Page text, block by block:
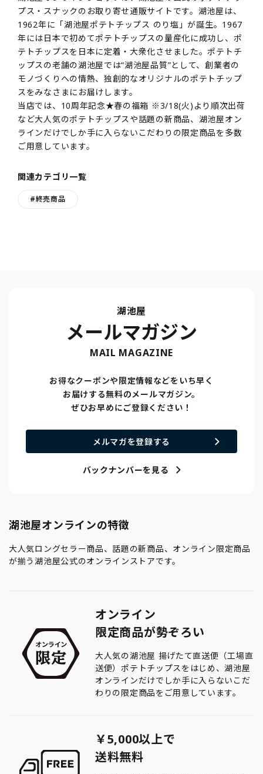
プス・スナックのお取り寄せ通販サイトです。湖池屋は、
1962年に「湖池屋ポテトチップス のり塩」が誕生。1967
年には日本で初めてポテトチップスの量産化に成功し、ポ
テトチップスを日本に定着・大衆化させました。ポテトチ
ップスの老舗の湖池屋では“湖池屋品質”として、創業者の
モノづくりへの情熱、独創的なオリジナルのポテトチップ
スをみなさまにお届けします。
当店では、10周年記念★春の福箱 ※3/18(火)より順次出荷
など大人気のポテトチップスや話題の新商品、湖池屋オン
ラインだけでしか手に入らないこだわりの限定商品を多数
ご用意しています。
関連カテゴリ一覧
#終売商品
湖池屋
メールマガジン
MAIL MAGAZINE
お得なクーポンや限定情報などをいち早く
お届けする無料のメールマガジン。
ぜひお早めにご登録ください！
メルマガを登録する
バックナンバーを見る
湖池屋オンラインの特徴
大人気ロングセラー商品、話題の新商品、オンライン限定商品
が揃う湖池屋公式のオンラインストアです。
オンライン
限定商品が勢ぞろい
大人気の湖池屋 揚げたて直送便（工場直
送便）ポテトチップスをはじめ、湖池屋
オンラインだけでしか手に入らないこだ
わりの限定商品をご用意しています。
￥5,000以上で
送料無料